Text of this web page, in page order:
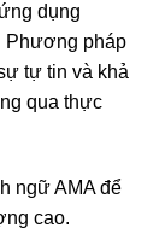
dụng
Phương pháp
tự tin và khả
qua thực
ngữ AMA để
cao.